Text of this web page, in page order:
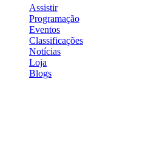
Assistir
Programação
Eventos
Classificações
Notícias
Loja
Blogs